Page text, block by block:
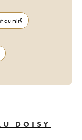
du mir?
DOISY